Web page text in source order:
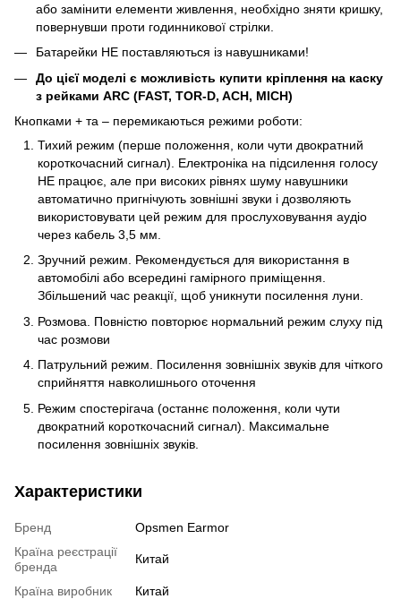
або замінити елементи живлення, необхідно зняти кришку,
повернувши проти годинникової стрілки.
Батарейки НЕ поставляються із навушниками!
До цієї моделі є можливість купити кріплення на каску
з рейками ARC (FAST, TOR-D, ACH, MICH)
Кнопками + та – перемикаються режими роботи:
Тихий режим (перше положення, коли чути двократний
короткочасний сигнал). Електроніка на підсилення голосу
НЕ працює, але при високих рівнях шуму навушники
автоматично пригнічують зовнішні звуки і дозволяють
використовувати цей режим для прослуховування аудіо
через кабель 3,5 мм.
Зручний режим. Рекомендується для використання в
автомобілі або всередині гамірного приміщення.
Збільшений час реакції, щоб уникнути посилення луни.
Розмова. Повністю повторює нормальний режим слуху під
час розмови
Патрульний режим. Посилення зовнішніх звуків для чіткого
сприйняття навколишнього оточення
Режим спостерігача (останнє положення, коли чути
двократний короткочасний сигнал). Максимальне
посилення зовнішніх звуків.
Характеристики
Бренд
Opsmen Earmor
Країна реєстрації
бренда
Китай
Країна виробник
Китай